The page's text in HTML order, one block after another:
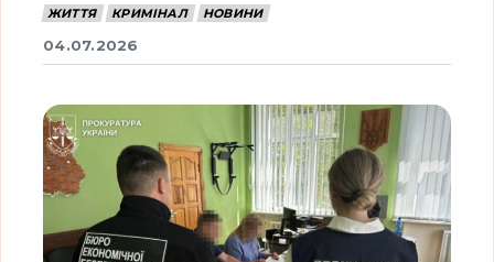
ЖИТТЯ КРИМІНАЛ НОВИНИ
04.07.2026